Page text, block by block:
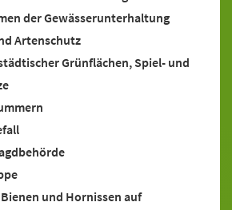
der Gewässerunterhaltung
Artenschutz
Grünflächen, Spiel- und
und Hornissen auf